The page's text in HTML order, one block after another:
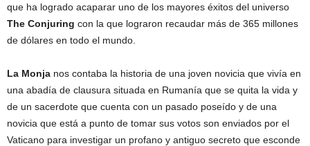
que ha logrado acaparar uno de los mayores éxitos del universo
The Conjuring con la que lograron recaudar más de 365 millones
de dólares en todo el mundo.
La Monja nos contaba la historia de una joven novicia que vivía en
una abadía de clausura situada en Rumanía que se quita la vida y
de un sacerdote que cuenta con un pasado poseído y de una
novicia que está a punto de tomar sus votos son enviados por el
Vaticano para investigar un profano y antiguo secreto que esconde